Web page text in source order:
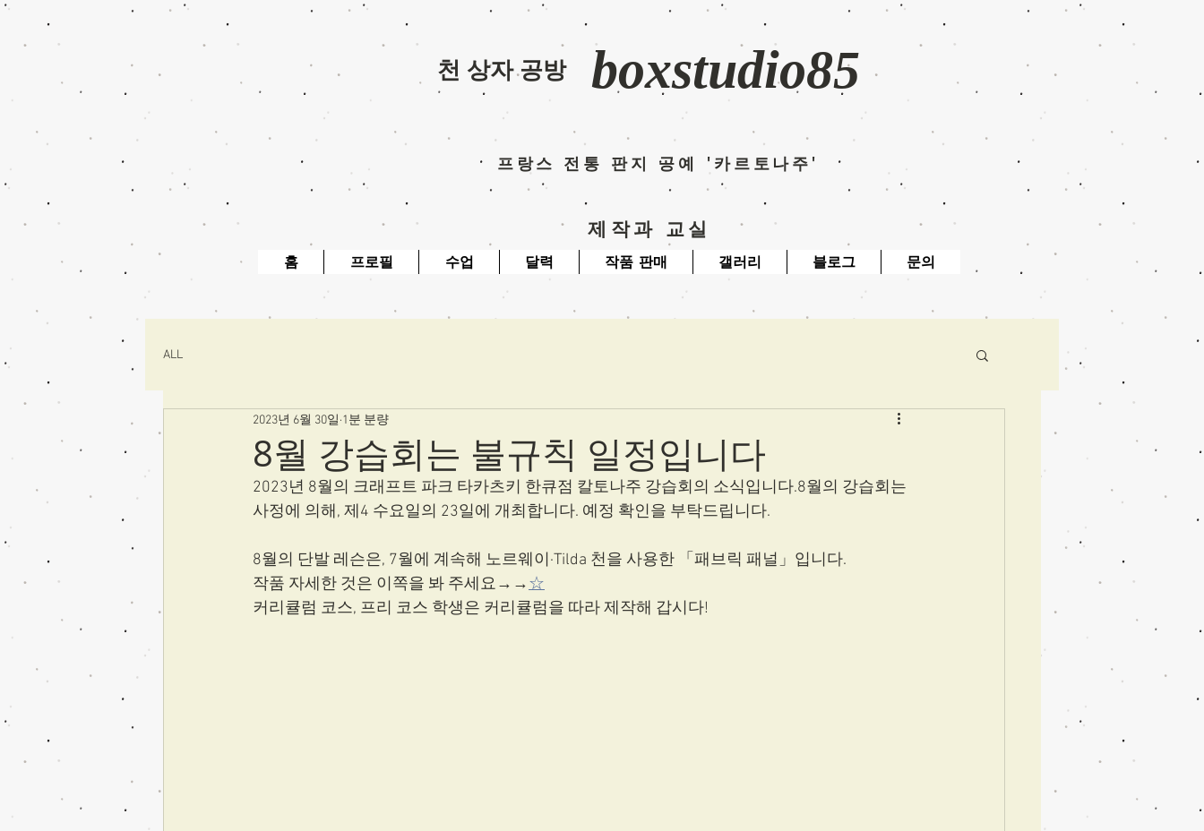
​천 상자 공방 boxstudio85
​프랑스 전통 판지 공예 '카르토나주'
​제작과 교실
홈 프로필 수업 달력 작품 판매 갤러리 블로그 문의
ALL
8월 강습회는 불규칙 일정입니다
2023년 6월 30일 1분 분량
2023년 8월의 크래프트 파크 타카츠키 한큐점 칼토나주 강습회의 소식입니다.8월의 강습회는
사정에 의해, 제4 수요일의 23일에 개최합니다. 예정 확인을 부탁드립니다.
8월의 단발 레슨은, 7월에 계속해 노르웨이·Tilda 천을 사용한 「패브릭 패널」입니다.
작품 자세한 것은 이쪽을 봐 주세요→→☆
커리큘럼 코스, 프리 코스 학생은 커리큘럼을 따라 제작해 갑시다!